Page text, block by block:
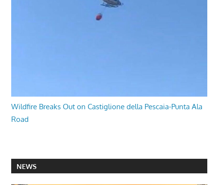
Wildfire Breaks Out on Castiglione della Pescaia-Punta Ala
Road
NEWS